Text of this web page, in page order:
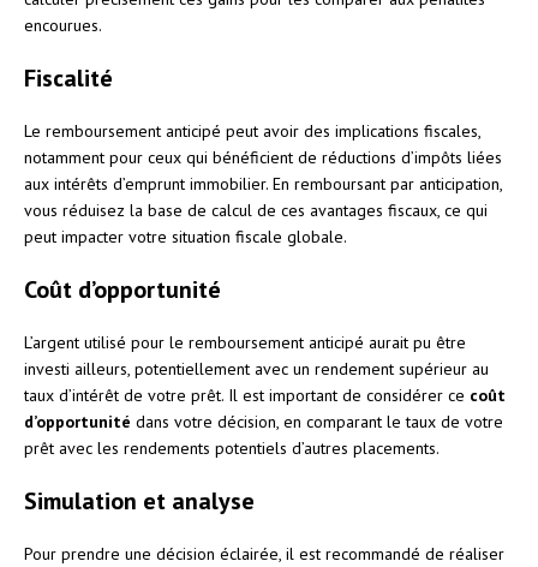
encourues.
Fiscalité
Le remboursement anticipé peut avoir des implications fiscales,
notamment pour ceux qui bénéficient de réductions d’impôts liées
aux intérêts d’emprunt immobilier. En remboursant par anticipation,
vous réduisez la base de calcul de ces avantages fiscaux, ce qui
peut impacter votre situation fiscale globale.
Coût d’opportunité
L’argent utilisé pour le remboursement anticipé aurait pu être
investi ailleurs, potentiellement avec un rendement supérieur au
taux d’intérêt de votre prêt. Il est important de considérer ce coût
d’opportunité dans votre décision, en comparant le taux de votre
prêt avec les rendements potentiels d’autres placements.
Simulation et analyse
Pour prendre une décision éclairée, il est recommandé de réaliser